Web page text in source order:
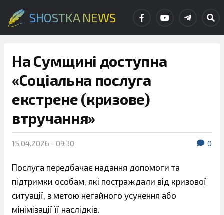
SHOSTKA NEWS
На Сумщині доступна
«Соціальна послуга
екстрене (кризове)
втручання»
15.04.2026 - 09:30 0
Послуга передбачає надання допомоги та
підтримки особам, які постраждали від кризової
ситуації, з метою негайного усунення або
мінімізації її наслідків.